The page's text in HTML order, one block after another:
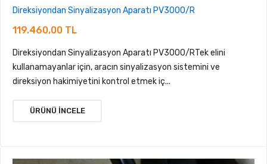
Direksiyondan Sinyalizasyon Aparatı PV3000/R
119.460,00 TL
Direksiyondan Sinyalizasyon Aparatı PV3000/RTek elini
kullanamayanlar için, aracın sinyalizasyon sistemini ve
direksiyon hakimiyetini kontrol etmek iç...
ÜRÜNÜ İNCELE